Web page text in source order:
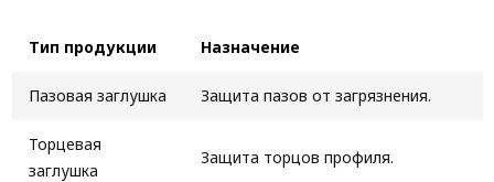
Тип продукции Назначение
Пазовая заглушка Защита пазов от загрязнения.
Торцевая
заглушка
Защита торцов профиля.